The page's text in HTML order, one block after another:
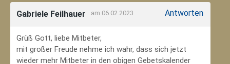
Gabriele Feilhauer am 06.02.2023 Antworten
Grüß Gott, liebe Mitbeter,
mit großer Freude nehme ich wahr, dass sich jetzt
wieder mehr Mitbeter in den obigen Gebetskalender